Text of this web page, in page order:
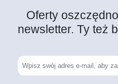
Oferty
newsletter. Ty też